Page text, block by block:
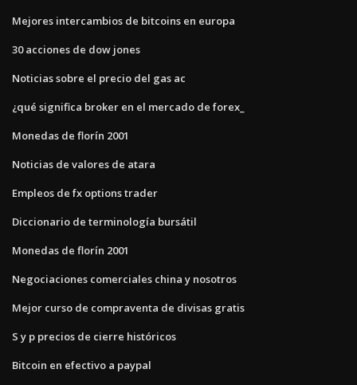
Mejores intercambios de bitcoins en europa
30 acciones de dow jones
Noticias sobre el precio del gas ac
¿qué significa broker en el mercado de forex_
Monedas de florín 2001
Noticias de valores de atara
Empleos de fx options trader
Diccionario de terminología bursátil
Monedas de florín 2001
Negociaciones comerciales china y nosotros
Mejor curso de compraventa de divisas gratis
S y p precios de cierre históricos
Bitcoin en efectivo a paypal